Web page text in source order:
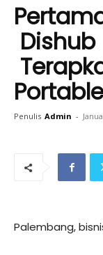
Portable
Penulis Admin -
Palembang,